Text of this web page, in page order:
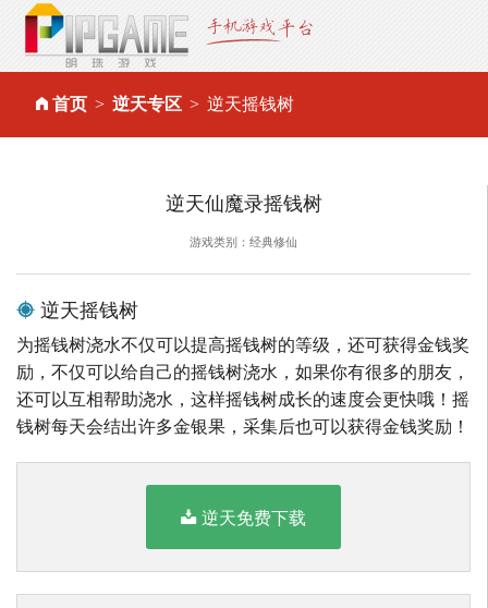
首页 逆天专区 逆天摇钱树
逆天仙魔录摇钱树
游戏类别：经典修仙
逆天摇钱树
为摇钱树浇水不仅可以提高摇钱树的等级，还可获得金钱奖
励，不仅可以给自己的摇钱树浇水，如果你有很多的朋友，
还可以互相帮助浇水，这样摇钱树成长的速度会更快哦！摇
钱树每天会结出许多金银果，采集后也可以获得金钱奖励！
逆天免费下载